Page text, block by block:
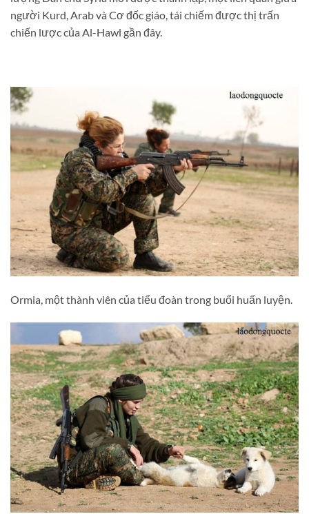
người Kurd, Arab và Cơ đốc giáo, tái chiếm được thị trấn
chiến lược của Al-Hawl gần đây.
Ormia, một thành viên của tiểu đoàn trong buổi huấn luyện.